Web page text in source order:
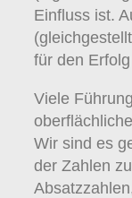
Einfluss ist.
für den
Viele
Wir sind es
der Zahlen